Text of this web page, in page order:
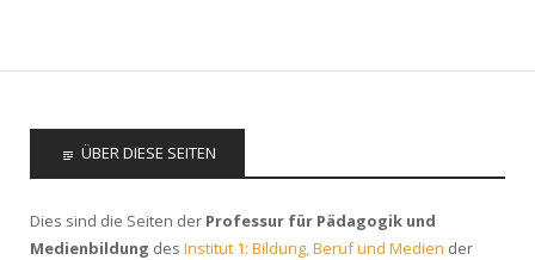
ÜBER DIESE SEITEN
Dies sind die Seiten der Professur für Pädagogik und
Medienbildung des Institut 1: Bildung, Beruf und Medien der